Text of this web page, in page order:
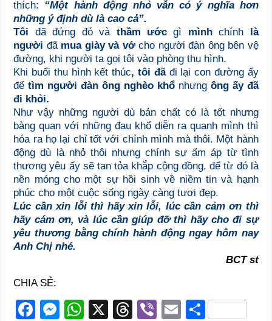
thích: “Một hành động nhỏ vẫn có ý nghĩa hơn
những ý định dù là cao cả”.
Tôi đã đứng đó và thầm ướcgì mìnhchính là
người đã mua giày và vớcho người đàn ông bên vệ
đường, khi người ta gọi tôi vào phòng thu hình.
Khi buổi thu hình kết thúc, tôi đãđi lại con đường ấy
đểtìm người đàn ông nghèo khổ nhưng ông ấy đã
đi khỏi.
Như vậy những người dù bản chất có là tốt nhưng
bàng quan với những đau khổ diễn ra quanh mình thì
hóa ra họ lại chỉ tốt với chính mình mà thôi. Một hành
động dù là nhỏ thôi nhưng chính sự ấm áp từ tình
thương yêu ấy sẽ tan tỏa khắp cộng đồng, để từ đó là
nền móng cho một sự hồi sinh về niềm tin và hạnh
phúc cho một cuộc sống ngày càng tươi đẹp.
Lúc cần xin lỗi thì hãy xin lỗi, lúc cần cảm ơn thì
hãy cám ơn, và lúc cần giúp đỡ thì hãy cho đi sự
yêu thương bằng chính hành động ngay hôm nay
Anh Chị nhé.
BCT st
CHIA SẺ:
F
M
W
X
T
Vi
E S